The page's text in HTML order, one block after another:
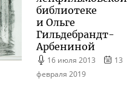
библиотеке
и Ольге
Гильдебрандт-
Арбениной
16 июля 2013
13
февраля 2019